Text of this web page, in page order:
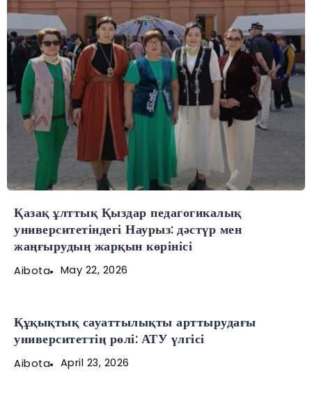
Қазақ ұлттық Қыздар педагогикалық
университетіндегі Наурыз: дәстүр мен
жаңғырудың жарқын көрінісі
Aibota May 22, 2026
Құқықтық сауаттылықты арттырудағы
университеттің рөлі: АТУ үлгісі
Aibota April 23, 2026